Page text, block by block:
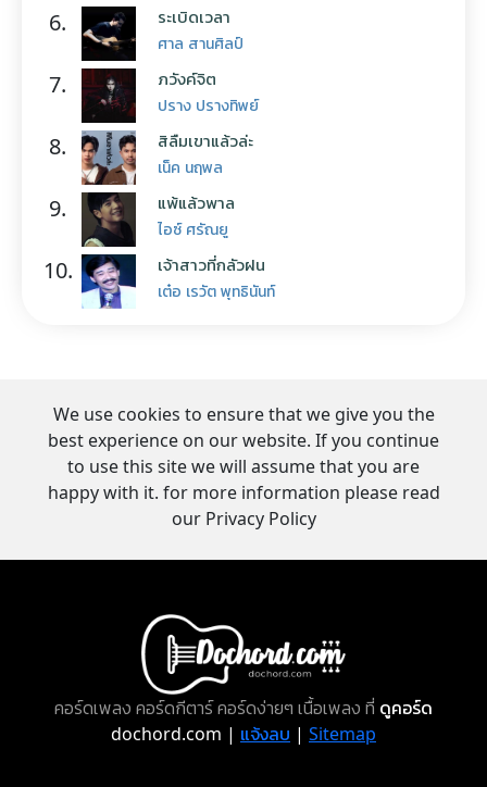
6. ระเบิดเวลา
ศาล สานศิลป์
7. ภวังค์จิต
ปราง ปรางทิพย์
8. สิลืมเขาแล้วล่ะ
เน็ค นฤพล
9. แพ้แล้วพาล
ไอซ์ ศรัณยู
10. เจ้าสาวที่กลัวฝน
เต๋อ เรวัต พุทธินันท์
We use cookies to ensure that we give you the
best experience on our website. If you continue
to use this site we will assume that you are
happy with it. for more information please read
our Privacy Policy
คอร์ดเพลง คอร์ดกีตาร์ คอร์ดง่ายๆ เนื้อเพลง ที่ ดูคอร์ด
dochord.com | แจ้งลบ | Sitemap